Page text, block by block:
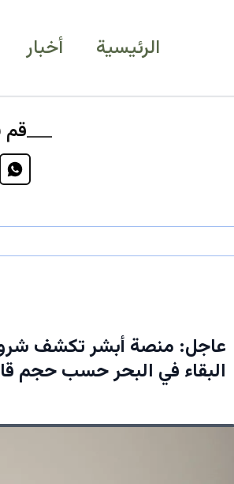
الرئيسية أخبار
قم
عاجل: منصة أبشر تكشف
البقاء في البحر حسب حجم